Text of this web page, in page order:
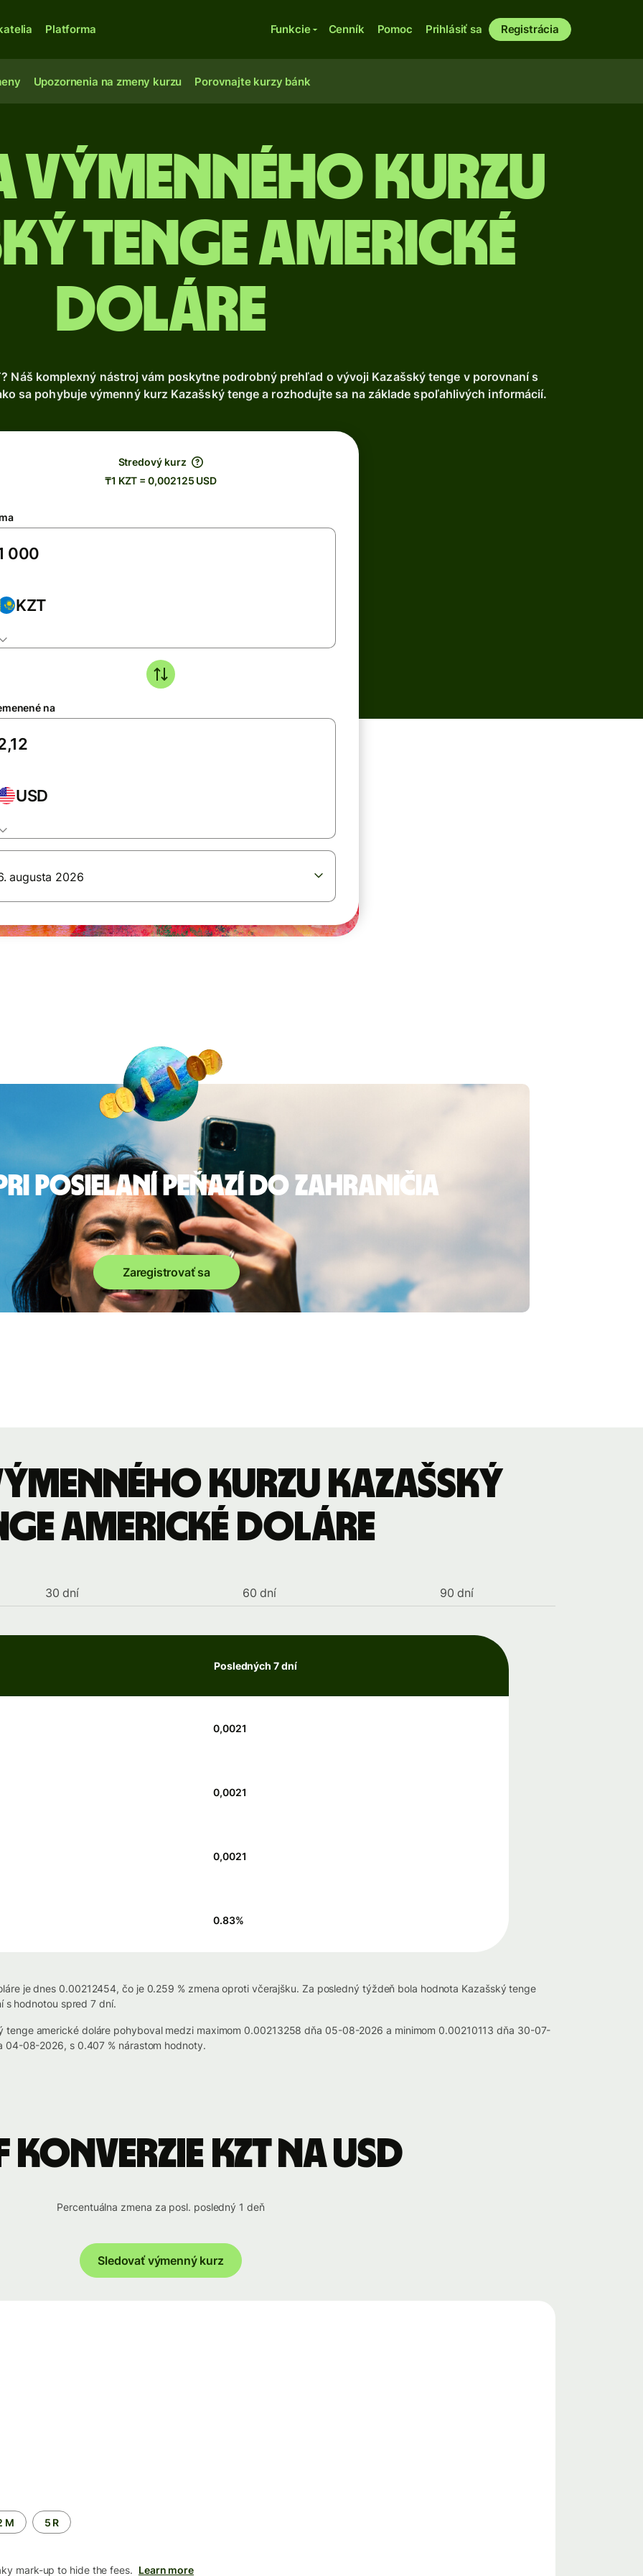
Platforma Funkcie Cenník Pomoc Prihlásiť sa Registrácia
Upozornenia na zmeny kurzu Porovnajte kurzy bánk
výmenného kurzu
tenge americké
doláre
Náš komplexný nástroj vám poskytne podrobný prehľad o vývoji Kazašský tenge v porovnaní s
sa pohybuje výmenný kurz Kazašský tenge a rozhodujte sa na základe spoľahlivých informácií.
Stredový kurz
₸1 KZT = 0,002125 USD
KZT
na
USD
augusta 2026
posielaní peňazí do zahraničia
Zaregistrovať sa
kurzu Kazašský
americké doláre
30 dní 60 dní 90 dní
Posledných 7 dní
0,0021
0,0021
0,0021
0.83%
je dnes 0.00212454, čo je 0.259 % zmena oproti včerajšku. Za posledný týždeň bola hodnota Kazašský tenge
s hodnotou spred 7 dní.
tenge americké doláre pohyboval medzi maximom 0.00213258 dňa 05-08-2026 a minimom 0.00210113 dňa 30-07-
08-2026, s 0.407 % nárastom hodnoty.
KZT na USD
Percentuálna zmena za posl. posledný 1 deň
Sledovať výmenný kurz
M 5 R
mark-up to hide the fees. Learn more